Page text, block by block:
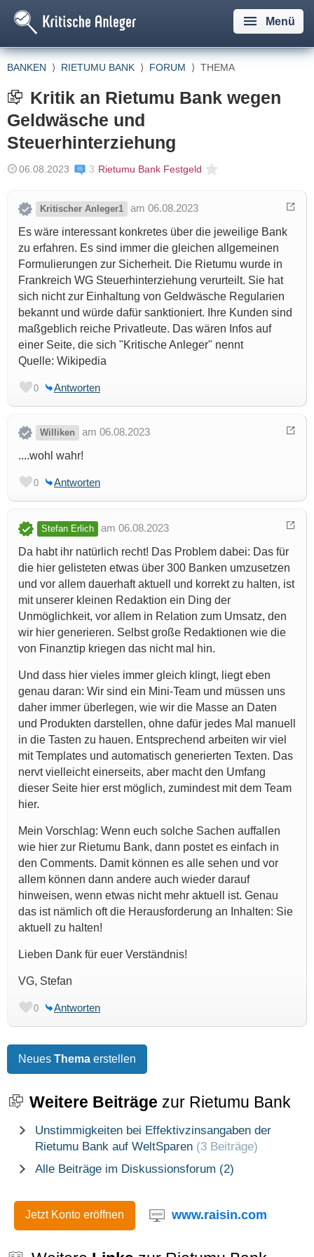
Menü
BANKEN ⟩ RIETUMU BANK ⟩ FORUM ⟩ THEMA
Kritik an Rietumu Bank wegen
Geldwäsche und
Steuerhinterziehung
06.08.2023 3 Rietumu Bank Festgeld
Kritischer Anleger1
am 06.08.2023
Es wäre interessant konkretes über die jeweilige Bank
zu erfahren. Es sind immer die gleichen allgemeinen
Formulierungen zur Sicherheit. Die Rietumu wurde in
Frankreich WG Steuerhinterziehung verurteilt. Sie hat
sich nicht zur Einhaltung von Geldwäsche Regularien
bekannt und würde dafür sanktioniert. Ihre Kunden sind
maßgeblich reiche Privatleute. Das wären Infos auf
einer Seite, die sich "Kritische Anleger" nennt
Quelle: Wikipedia
0 Antworten
Williken
am 06.08.2023
....wohl wahr!
0 Antworten
Stefan Erlich
am 06.08.2023
Da habt ihr natürlich recht! Das Problem dabei: Das für
die hier gelisteten etwas über 300 Banken umzusetzen
und vor allem dauerhaft aktuell und korrekt zu halten, ist
mit unserer kleinen Redaktion ein Ding der
Unmöglichkeit, vor allem in Relation zum Umsatz, den
wir hier generieren. Selbst große Redaktionen wie die
von Finanztip kriegen das nicht mal hin.
Und dass hier vieles immer gleich klingt, liegt eben
genau daran: Wir sind ein Mini-Team und müssen uns
daher immer überlegen, wie wir die Masse an Daten
und Produkten darstellen, ohne dafür jedes Mal manuell
in die Tasten zu hauen. Entsprechend arbeiten wir viel
mit Templates und automatisch generierten Texten. Das
nervt vielleicht einerseits, aber macht den Umfang
dieser Seite hier erst möglich, zumindest mit dem Team
hier.
Mein Vorschlag: Wenn euch solche Sachen auffallen
wie hier zur Rietumu Bank, dann postet es einfach in
den Comments. Damit können es alle sehen und vor
allem können dann andere auch wieder darauf
hinweisen, wenn etwas nicht mehr aktuell ist. Genau
das ist nämlich oft die Herausforderung an Inhalten: Sie
aktuell zu halten!
Lieben Dank für euer Verständnis!
VG, Stefan
0 Antworten
Neues Thema erstellen
Weitere Beiträge zur Rietumu Bank
Unstimmigkeiten bei Effektivzinsangaben der
Rietumu Bank auf WeltSparen (3 Beiträge)
Alle Beiträge im Diskussionsforum (2)
Jetzt Konto eröffnen www.raisin.com